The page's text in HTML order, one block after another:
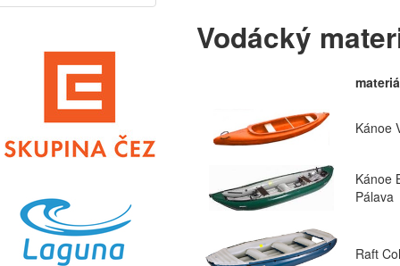
Vodácký
Kánoe
Kánoe
Pálava
Raft